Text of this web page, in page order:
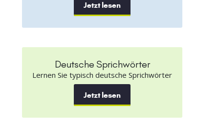
Jetzt lesen
Deutsche Sprichwörter
Lernen Sie typisch deutsche Sprichwörter
Jetzt lesen